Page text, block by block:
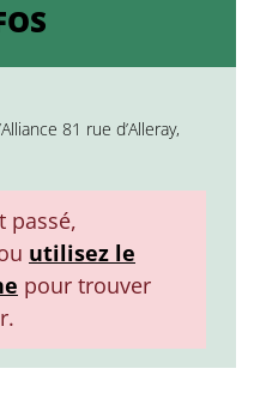
81 rue d’Alleray,
passé,
utilisez le
pour trouver